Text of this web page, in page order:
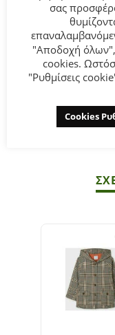
Παιδικό μπουφάν
ετών βελούδινο σε
Σύνθεση:100%
ΣΥΜΒΟΥΛΕΣ
Πλένεται στο
σας
"Αποδοχή
cookies.
"Ρυθμίσεις
Cookies